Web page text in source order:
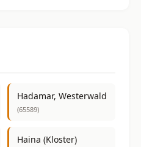
Hadamar, Westerwald
(65589)
Haina (Kloster)